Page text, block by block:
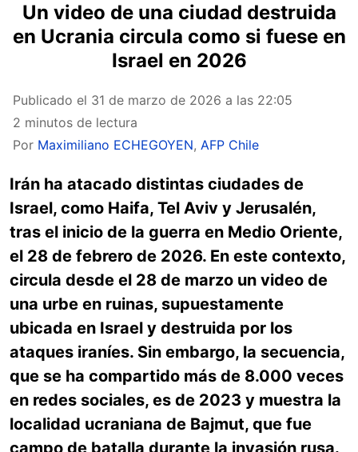
Un video de una ciudad destruida
en Ucrania circula como si fuese en
Israel en 2026
Publicado el 31 de marzo de 2026 a las 22:05
2 minutos de lectura
Por Maximiliano ECHEGOYEN, AFP Chile
Irán ha atacado distintas ciudades de
Israel, como Haifa, Tel Aviv y Jerusalén,
tras el inicio de la guerra en Medio Oriente,
el 28 de febrero de 2026. En este contexto,
circula desde el 28 de marzo un video de
una urbe en ruinas, supuestamente
ubicada en Israel y destruida por los
ataques iraníes. Sin embargo, la secuencia,
que se ha compartido más de 8.000 veces
en redes sociales, es de 2023 y muestra la
localidad ucraniana de Bajmut, que fue
campo de batalla durante la invasión rusa.